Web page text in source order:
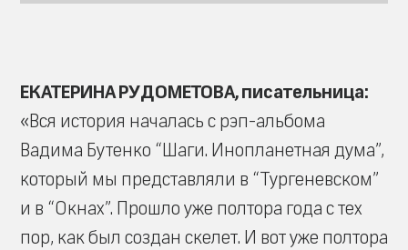
ЕКАТЕРИНА РУДОМЕТОВА, писательница:
«Вся история началась с рэп-альбома
Вадима Бутенко “Шаги. Инопланетная дума”,
который мы представляли в “Тургеневском”
и в “Окнах”. Прошло уже полтора года с тех
пор, как был создан скелет. И вот уже полтора